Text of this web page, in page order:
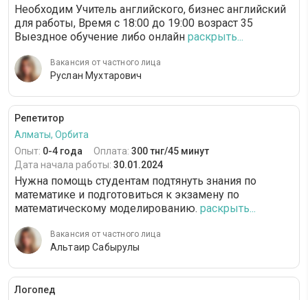
Необходим Учитель английского, бизнес английский
для работы, Время с 18:00 до 19:00 возраст 35
Выездное обучение либо онлайн раскрыть...
Вакансия от частного лица
Руслан Мухтарович
Репетитор
Алматы, Орбита
Опыт: 0-4 года Оплата: 300 тнг/45 минут
Дата начала работы: 30.01.2024
Нужна помощь студентам подтянуть знания по
математике и подготовиться к экзамену по
математическому моделированию. раскрыть...
Вакансия от частного лица
Альтаир Сабырулы
Логопед